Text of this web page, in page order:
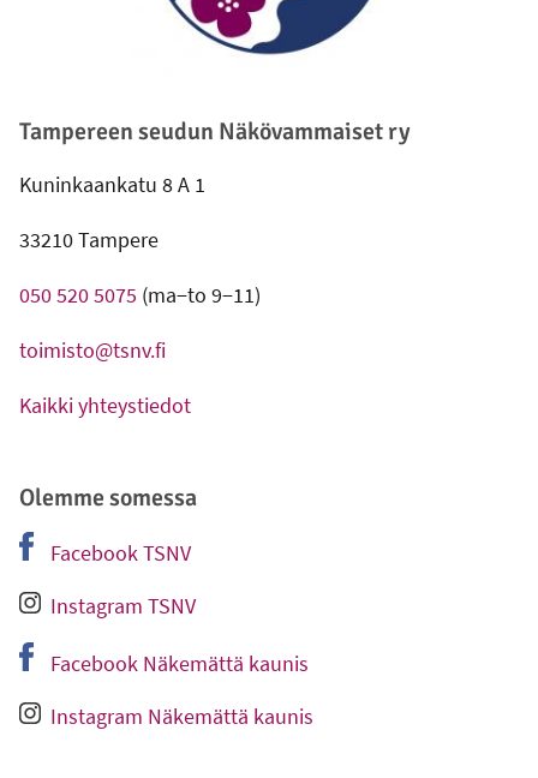
Tampereen seudun Näkövammaiset ry
Kuninkaankatu 8 A 1
33210 Tampere
050 520 5075 (ma−to 9−11)
toimisto@tsnv.fi
Kaikki yhteystiedot
Olemme somessa
Facebook TSNV
-Ulkoinen linkki
Instagram TSNV
-Ulkoinen linkki
Facebook Näkemättä kaunis
-Ulkoinen linkki
Instagram Näkemättä kaunis